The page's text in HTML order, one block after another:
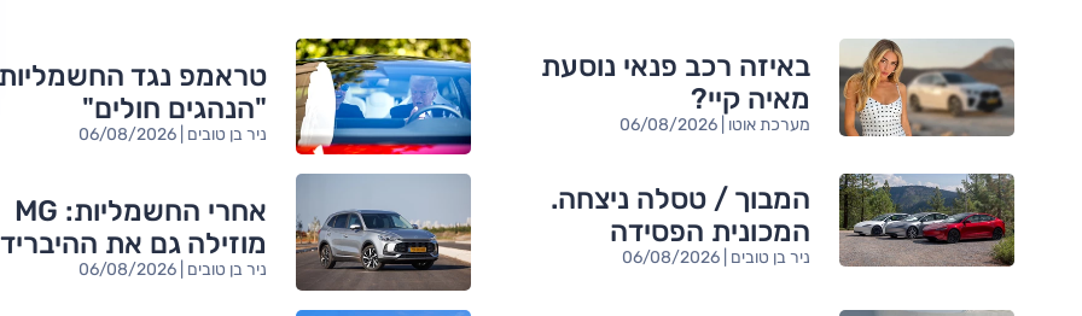
באיזה רכב פנאי נוסעת
מאיה קיי?
מערכת אוטו | 06/08/2026
טראמפ נגד
"הנהגים חולים"
ניר בן טובים | 06/08/2026
המבוך / טסלה ניצחה.
המכונית הפסידה
ניר בן טובים | 06/08/2026
אחרי החשמליות: MG
מוזילה גם את
ניר בן טובים | 06/08/2026